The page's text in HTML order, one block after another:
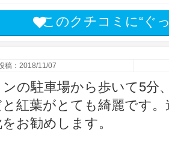
このクチコミに“ぐ
稿：2018/11/07
の駐車場から歩いて5分
紅葉がとても綺麗です
お勧めします。